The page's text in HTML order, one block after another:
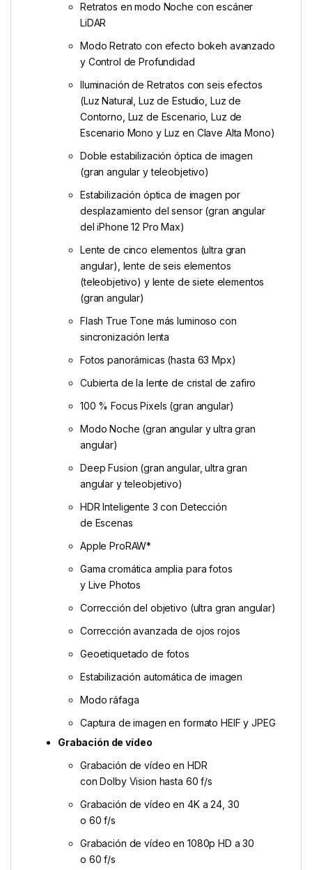
Retratos en modo Noche con escáner
LiDAR
Modo Retrato con efecto bokeh avanzado
y Control de Profundidad
Iluminación de Retratos con seis efectos
(Luz Natural, Luz de Estudio, Luz de
Contorno, Luz de Escenario, Luz de
Escenario Mono y Luz en Clave Alta Mono)
Doble estabili­zación óptica de imagen
(gran angular y teleobjetivo)
Estabilización óptica de imagen por
desplazamiento del sensor (gran angular
del iPhone 12 Pro Max)
Lente de cinco elementos (ultra gran
angular), lente de seis elementos
(teleobjetivo) y lente de siete elementos
(gran angular)
Flash True Tone más luminoso con
sincronización lenta
Fotos panorámicas (hasta 63 Mpx)
Cubierta de la lente de cristal de zafiro
100 % Focus Pixels (gran angular)
Modo Noche (gran angular y ultra gran
angular)
Deep Fusion (gran angular, ultra gran
angular y teleobjetivo)
HDR Inteligente 3 con Detección
de Escenas
Apple ProRAW*
Gama cromática amplia para fotos
y Live Photos
Corrección del objetivo (ultra gran angular)
Corrección avanzada de ojos rojos
Geoetiquetado de fotos
Estabilización automática de imagen
Modo ráfaga
Captura de imagen en formato HEIF y JPEG
Grabación de vídeo
Grabación de vídeo en HDR
con Dolby Vision hasta 60 f/s
Grabación de vídeo en 4K a 24, 30
o 60 f/s
Grabación de vídeo en 1080p HD a 30
o 60 f/s